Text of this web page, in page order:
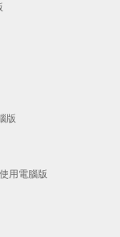
版
用電腦版